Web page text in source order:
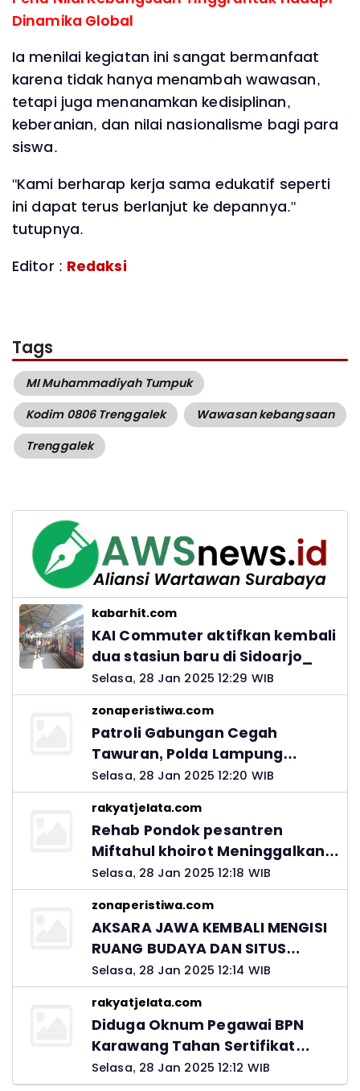
Dinamika Global
Ia menilai kegiatan ini sangat bermanfaat
karena tidak hanya menambah wawasan,
tetapi juga menanamkan kedisiplinan,
keberanian, dan nilai nasionalisme bagi para
siswa.
"Kami berharap kerja sama edukatif seperti
ini dapat terus berlanjut ke depannya."
tutupnya.
Editor : Redaksi
Tags
MI Muhammadiyah Tumpuk
Kodim 0806 Trenggalek
Wawasan kebangsaan
Trenggalek
kabarhit.com
KAI Commuter aktifkan kembali
dua stasiun baru di Sidoarjo_
Selasa, 28 Jan 2025 12:29 WIB
zonaperistiwa.com
Patroli Gabungan Cegah
Tawuran, Polda Lampung
Ingatkan Peran Orang Tua
Selasa, 28 Jan 2025 12:20 WIB
rakyatjelata.com
Rehab Pondok pesantren
Miftahul khoirot Meninggalkan
Hutang Ke Material, Mantan
Kadis PUPR Harus Bertanggung
Jawab
Selasa, 28 Jan 2025 12:18 WIB
zonaperistiwa.com
AKSARA JAWA KEMBALI MENGISI
RUANG BUDAYA DAN SITUS
LELUHUR NUSANTARA
Selasa, 28 Jan 2025 12:14 WIB
rakyatjelata.com
Diduga Oknum Pegawai BPN
Karawang Tahan Sertifikat
Pemohon PTSL
Selasa, 28 Jan 2025 12:12 WIB